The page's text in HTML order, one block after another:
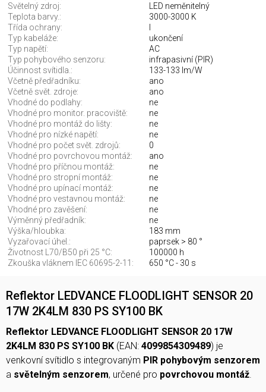
Světelný zdroj:
LED neměnitelný
Teplota barvy.:
3000-3000 K
Třída ochrany:
Typ kabeláže:
ukončení
Typ napětí:
AC
Typ pohybového senzoru:
infrapasivní (PIR)
Účinnost svítidla.:
133-133 lm/W
Včetně předřadníku:
ano
Včetně svět. zdroje:
ano
Vhodné do podlahy:
ne
Vhodné pro monitor. pracoviště:
ne
Vhodné pro montáž do lišty:
ne
Vhodné pro nízké napětí:
ne
Vhodné pro počet svět. zdrojů:
0
Vhodné pro povrchovou montáž:
ano
Vhodné pro příčnou montáž:
ne
Vhodné pro stropní montáž:
ne
Vhodné pro upínací montáž:
ne
Vhodné pro vestavnou montáž:
ne
Vhodné pro zavěšení:
ne
Výměnný předřadník:
ne
Výška/hloubka:
183 mm
Vyzařovací úhel.:
paprsek > 80 °
Životnost L70/B50 při 25 °C:
100000 h
Zkouška vláknem IEC 60695-2-11:
650 °C - 30 s
Reflektor LEDVANCE FLOODLIGHT SENSOR 20
17W 2K4LM 830 PS SY100 BK
Reflektor LEDVANCE FLOODLIGHT SENSOR 20 17W
2K4LM 830 PS SY100 BK (EAN: 4099854309489) je
venkovní svítidlo s integrovaným PIR pohybovým senzorem
a světelným senzorem, určené pro povrchovou montáž.